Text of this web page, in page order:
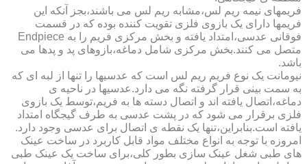
فریمهای نیمه ریم لس،مشابه ریم لس می باشند،بجز آنکه این
فریمها دارای یک بازوی فلزی تقویت کننده بوده که در قسمت
فوقانی عدسی،امتداد یافته و بخش مرکزی فریم را به Endpiece
متصل می کنند.بخش مرکزی شامل دماغه،بازوهای پد و پدها می
باشد.
نیومانت یک نوع فریم ریم لس است که عدسیها را تنها از لبه ای که
به سمت بینی قرار گرفته نگه می دارد.عدسیها در ناحیه ی
دماغه،اتصال یافته اند و اتصال دسته ها به فریم،توسط یک بازوی
فلزی برقرار می شود که در پشت عدسی به طرف گیجگاه امتداد
یافته است.بنابراین،تنها یک نقطه ی اتصال برای عدسی وجود دارد.
امروزه با توجه به انواع مختلف مواد قابل کاربرد در ساخت عینک
های طبی شغل عینک سازی بطور کلی،برای ساخت یک عینک طبی